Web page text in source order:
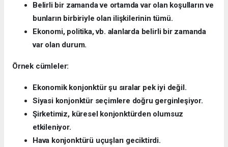
Belirli bir zamanda ve ortamda var olan koşulların ve
bunların birbiriyle olan ilişkilerinin tümü.
Ekonomi, politika, vb. alanlarda belirli bir zamanda
var olan durum.
Örnek cümleler:
Ekonomik konjonktür şu sıralar pek iyi değil.
Siyasi konjonktür seçimlere doğru gerginleşiyor.
Şirketimiz, küresel konjonktürden olumsuz
etkileniyor.
Hava konjonktürü uçuşları geciktirdi.